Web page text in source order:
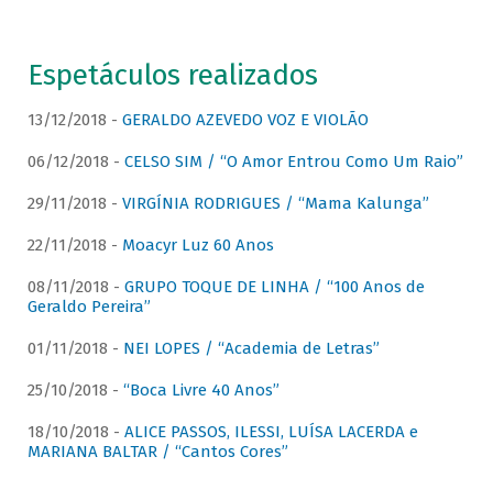
Espetáculos realizados
13/12/2018 - GERALDO AZEVEDO VOZ E VIOLÃO
06/12/2018 - CELSO SIM / “O Amor Entrou Como Um Raio”
29/11/2018 - VIRGÍNIA RODRIGUES / “Mama Kalunga”
22/11/2018 - Moacyr Luz 60 Anos
08/11/2018 - GRUPO TOQUE DE LINHA / “100 Anos de
Geraldo Pereira”
01/11/2018 - NEI LOPES / “Academia de Letras”
25/10/2018 - “Boca Livre 40 Anos”
18/10/2018 - ALICE PASSOS, ILESSI, LUÍSA LACERDA e
MARIANA BALTAR / “Cantos Cores”